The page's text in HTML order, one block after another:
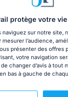
des devis
3 devis en 48h
protège votre
naviguez sur notre site,
l’audience,
présenter des offres
votre navigation
changer d’avis à tout
bas à gauche de